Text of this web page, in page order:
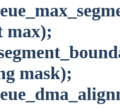
max);
mask);